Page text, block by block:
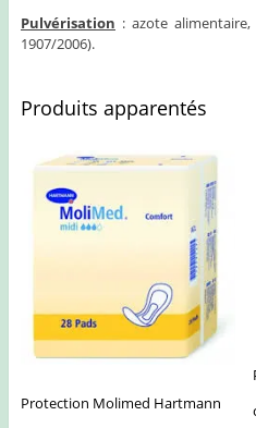
Pulvérisation : azote
1907/2006).
Produits apparentés
Protection Molimed Hartmann